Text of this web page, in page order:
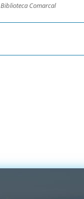
Biblioteca Comarcal